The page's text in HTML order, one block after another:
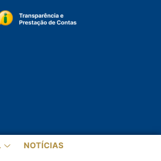
NOTÍCIAS